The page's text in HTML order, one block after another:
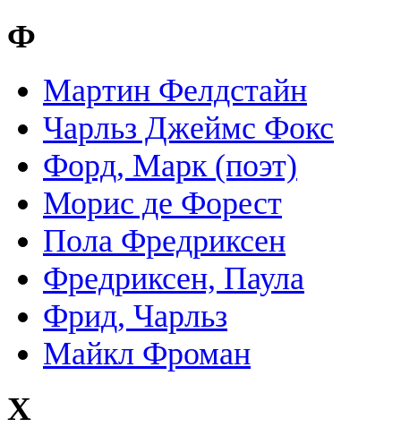
Ф
Мартин Фелдстайн
Чарльз Джеймс Фокс
Форд, Марк (поэт)
Морис де Форест
Пола Фредриксен
Фредриксен, Паула
Фрид, Чарльз
Майкл Фроман
Х